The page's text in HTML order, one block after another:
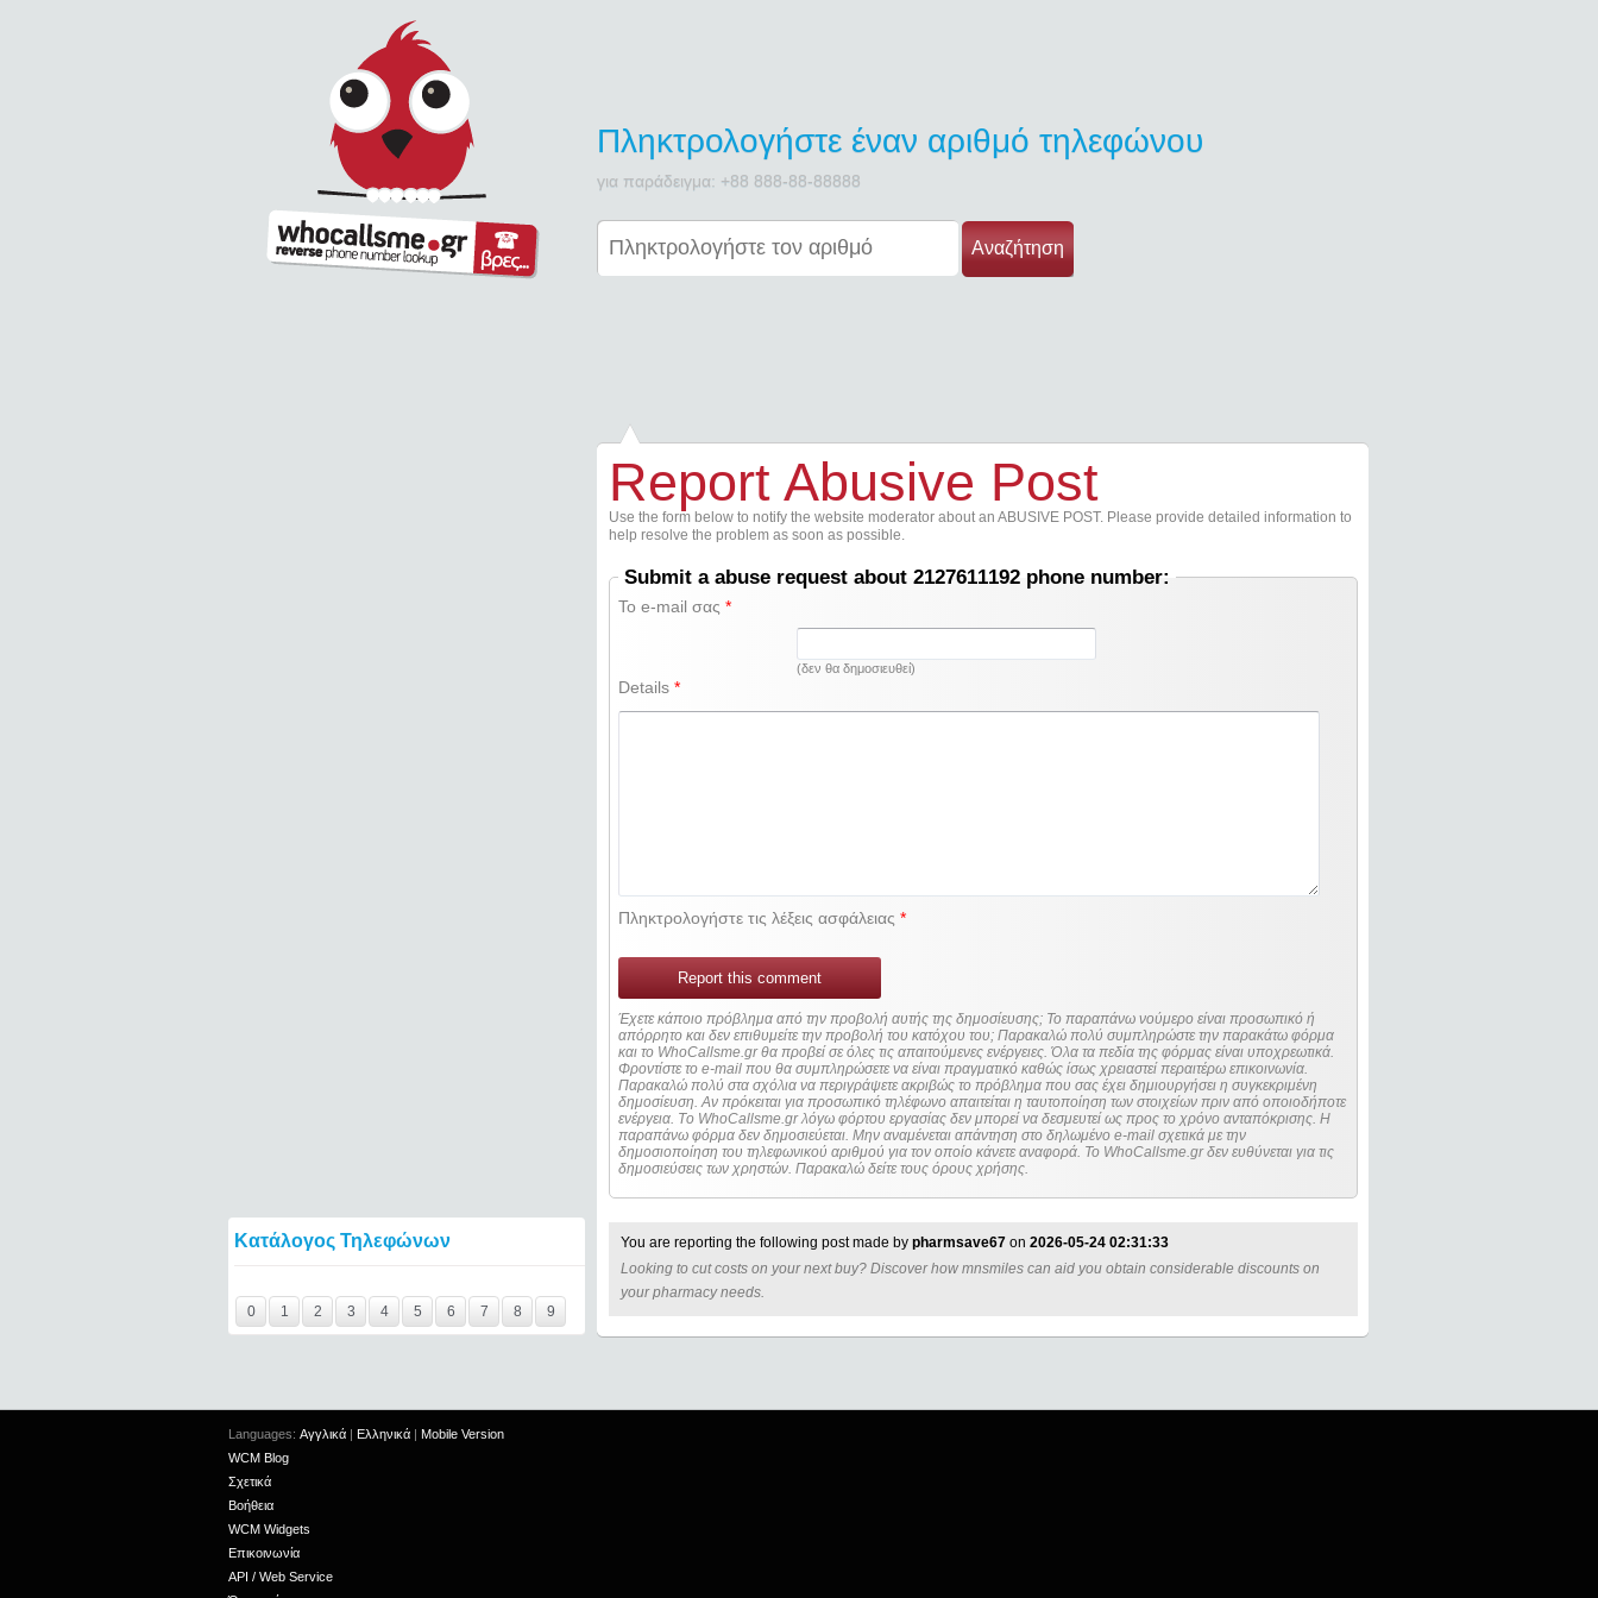
Πληκτρολογήστε έναν αριθμό τηλεφώνου
για παράδειγμα: +88 888-88-88888
Αναζήτηση
Κατάλογος Τηλεφώνων
0
1 2 3 4 5 6 7 8 9
Report Abusive Post
Use the form below to notify the website moderator about an ABUSIVE POST. Please provide detailed information to
help resolve the problem as soon as possible.
Submit a abuse request about 2127611192 phone number:
Το e-mail σας*
(δεν θα δημοσιευθεί)
Details*
Πληκτρολογήστε τις λέξεις ασφάλειας*
Report this comment
Έχετε κάποιο πρόβλημα από την προβολή αυτής της δημοσίευσης; Το παραπάνω νούμερο είναι προσωπικό ή
απόρρητο και δεν επιθυμείτε την προβολή του κατόχου του; Παρακαλώ πολύ συμπληρώστε την παρακάτω φόρμα
και το WhoCallsme.gr θα προβεί σε όλες τις απαιτούμενες ενέργειες. Όλα τα πεδία της φόρμας είναι υποχρεωτικά.
Φροντίστε το e-mail που θα συμπληρώσετε να είναι πραγματικό καθώς ίσως χρειαστεί περαιτέρω επικοινωνία.
Παρακαλώ πολύ στα σχόλια να περιγράψετε ακριβώς το πρόβλημα που σας έχει δημιουργήσει η συγκεκριμένη
δημοσίευση. Αν πρόκειται για προσωπικό τηλέφωνο απαιτείται η ταυτοποίηση των στοιχείων πριν από οποιοδήποτε
ενέργεια. Τo WhoCallsme.gr λόγω φόρτου εργασίας δεν μπορεί να δεσμευτεί ως προς το χρόνο ανταπόκρισης. Η
παραπάνω φόρμα δεν δημοσιεύεται. Μην αναμένεται απάντηση στο δηλωμένο e-mail σχετικά με την
δημοσιοποίηση του τηλεφωνικού αριθμού για τον οποίο κάνετε αναφορά. Το WhoCallsme.gr δεν ευθύνεται για τις
δημοσιεύσεις των χρηστών. Παρακαλώ δείτε τους όρους χρήσης.
You are reporting the following post made by pharmsave67 on 2026-05-24 02:31:33
Looking to cut costs on your next buy? Discover how mnsmiles can aid you obtain considerable discounts on
your pharmacy needs.
Languages: Αγγλικά | Ελληνικά | Mobile Version
WCM Blog
Σχετικά
Βοήθεια
WCM Widgets
Επικοινωνία
API / Web Service